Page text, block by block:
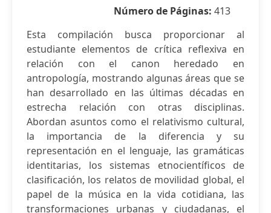
Número de Páginas: 413
Esta compilación busca proporcionar al
estudiante elementos de crítica reflexiva en
relación con el canon heredado en
antropología, mostrando algunas áreas que se
han desarrollado en las últimas décadas en
estrecha relación con otras disciplinas.
Abordan asuntos como el relativismo cultural,
la importancia de la diferencia y su
representación en el lenguaje, las gramáticas
identitarias, los sistemas etnocientíficos de
clasificación, los relatos de movilidad global, el
papel de la música en la vida cotidiana, las
transformaciones urbanas y ciudadanas, el